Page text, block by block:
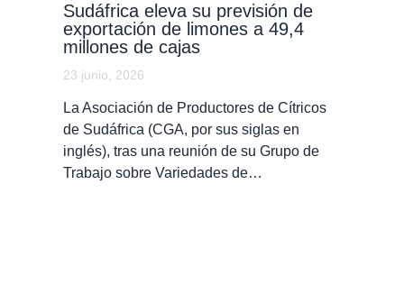
Sudáfrica eleva su previsión de
exportación de limones a 49,4
millones de cajas
23 junio, 2026
La Asociación de Productores de Cítricos
de Sudáfrica (CGA, por sus siglas en
inglés), tras una reunión de su Grupo de
Trabajo sobre Variedades de…